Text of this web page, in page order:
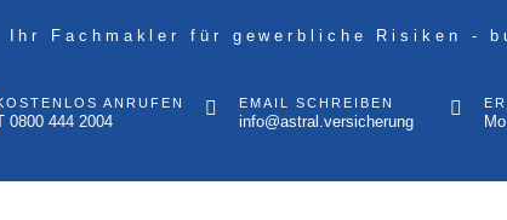
Ihr Fachmakler für gewerbliche Risiken -
ANRUFEN
0800 444 2004
EMAIL SCHREIBEN
info@astral.versicherung